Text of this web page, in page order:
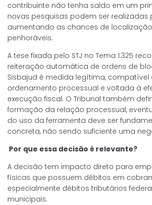
contribuinte não tenha saldo em um
novas pesquisas podem ser realizadas
aumentando as chances de
penhoráveis.
A tese fixada pelo STJ no Tema 1.325
reiteração automática de ordens de
Sisbajud é medida legítima, compatível
ordenamento processual e voltada à
execução fiscal. O Tribunal também
formação da relação processual,
do uso da ferramenta deve ser
concreta, não sendo suficiente uma
Por que essa decisão é relevante?
A decisão tem impacto direto para
físicas que possuem débitos em
especialmente débitos tributários
municipais.